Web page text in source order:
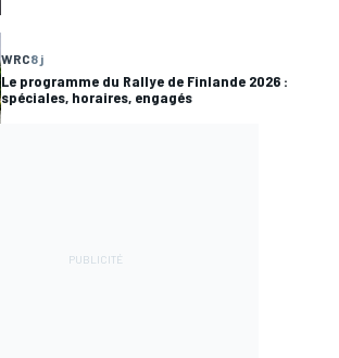
WRC8 j
Le programme du Rallye de Finlande 2026 :
spéciales, horaires, engagés